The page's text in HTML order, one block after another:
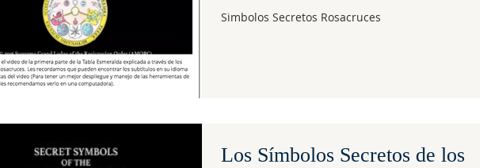
Simbolos Secretos Rosacruces
Los Símbolos Secretos de los